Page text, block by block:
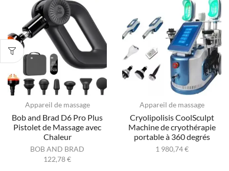
Appareil de massage
Bob and Brad D6 Pro Plus
Pistolet de Massage avec
Chaleur
BOB AND BRAD
122,78€
Appareil de massage
Cryolipolisis CoolSculpt
Machine de cryothérapie
portable à 360 degrés
1 980,74€